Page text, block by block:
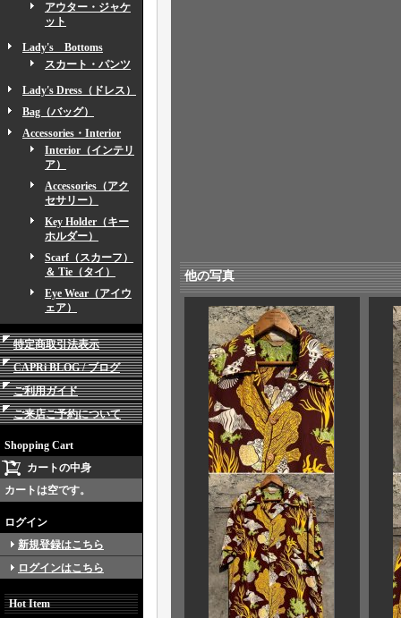
アウター・ジャケ
ット
Lady's Bottoms
スカート・パンツ
Lady's Dress（ドレス）
Bag（バッグ）
Accessories・Interior
Interior（インテリ
ア）
Accessories（アク
セサリー）
Key Holder（キー
ホルダー）
Scarf（スカーフ）
＆ Tie（タイ）
Eye Wear（アイウ
ェア）
特定商取引法表示
CAPRi BLOG / ブログ
ご利用ガイド
ご来店ご予約について
Shopping Cart
カートの中身
カートは空です。
ログイン
新規登録はこちら
ログインはこちら
Hot Item
他の写真